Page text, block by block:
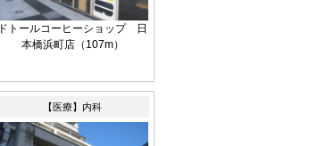
ドトールコーヒーショップ 日
本橋浜町店（107m）
【医療】内科